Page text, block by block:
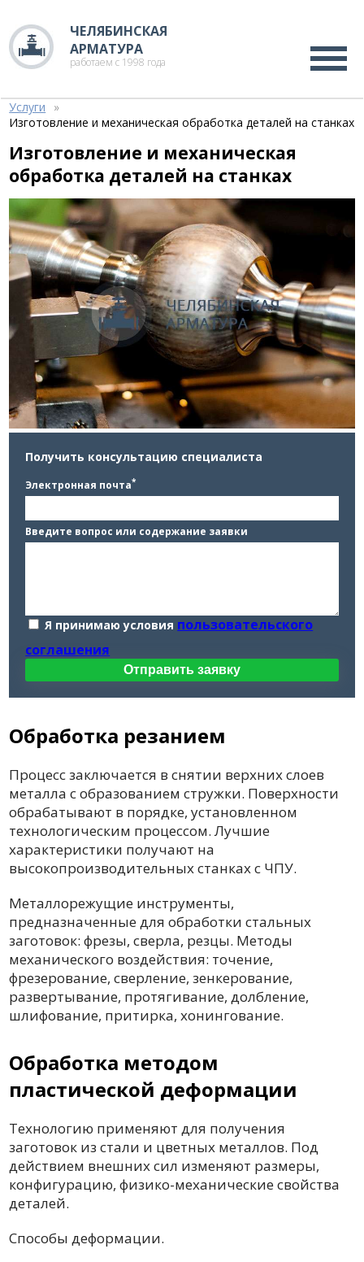
ЧЕЛЯБИНСКАЯ
АРМАТУРА
работаем с 1998 года
Услуги
Изготовление и механическая обработка деталей на станках
Изготовление и механическая
обработка деталей на станках
Получить консультацию специалиста
Электронная почта*
Введите вопрос или содержание заявки
Я принимаю условия пользовательского
соглашения
Отправить заявку
Обработка резанием
Процесс заключается в снятии верхних слоев
металла с образованием стружки. Поверхности
обрабатывают в порядке, установленном
технологическим процессом. Лучшие
характеристики получают на
высокопроизводительных станках с ЧПУ.
Металлорежущие инструменты,
предназначенные для обработки стальных
заготовок: фрезы, сверла, резцы. Методы
механического воздействия: точение,
фрезерование, сверление, зенкерование,
развертывание, протягивание, долбление,
шлифование, притирка, хонингование.
Обработка методом
пластической деформации
Технологию применяют для получения
заготовок из стали и цветных металлов. Под
действием внешних сил изменяют размеры,
конфигурацию, физико-механические свойства
деталей.
Способы деформации.